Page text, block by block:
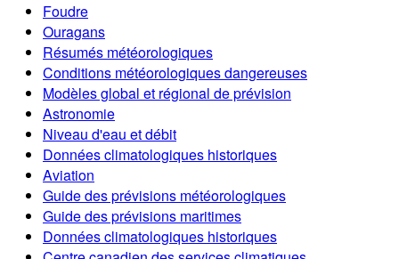
Foudre
Ouragans
Résumés météorologiques
Conditions météorologiques dangereuses
Modèles global et régional de prévision
Astronomie
Niveau d'eau et débit
Données climatologiques historiques
Aviation
Guide des prévisions météorologiques
Guide des prévisions maritimes
Données climatologiques historiques